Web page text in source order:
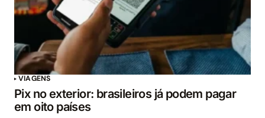
VIAGENS
Pix no exterior: brasileiros já podem pagar
em oito países